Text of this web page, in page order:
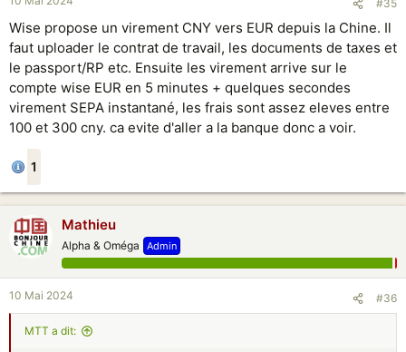
#35
Wise propose un virement CNY vers EUR depuis la Chine. Il
faut uploader le contrat de travail, les documents de taxes et
le passport/RP etc. Ensuite les virement arrive sur le
compte wise EUR en 5 minutes + quelques secondes
virement SEPA instantané, les frais sont assez eleves entre
100 et 300 cny. ca evite d'aller a la banque donc a voir.
1
Mathieu
Alpha & Oméga Admin
10 Mai 2024 #36
MTT a dit: